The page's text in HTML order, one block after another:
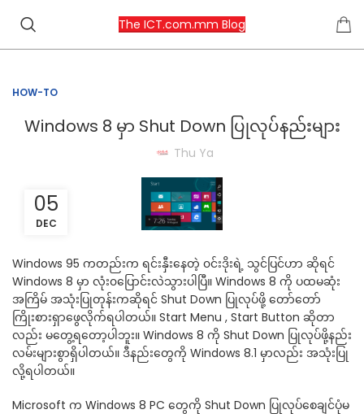
The ICT.com.mm Blog
HOW-TO
Windows 8 မှာ Shut Down ပြုလုပ်နည်းများ
Thu Ya
05
DEC
Windows 95 ကတည်းက ရင်းနှီးနေတဲ့ ၀င်းဒိုးရဲ့ သွင်ပြင်ဟာ ဆိုရင်
Windows 8 မှာ လုံး၀ပြောင်းလဲသွားပါပြီ။ Windows 8 ကို ပထမဆုံး
အကြိမ် အသုံးပြုတုန်းကဆိုရင် Shut Down ပြုလုပ်ဖို့ တော်တော်
ကြိုးစားရှာဖွေလိုက်ရပါတယ်။ Start Menu , Start Button ဆိုတာ
လည်း မတွေ့ရတော့ပါဘူး။ Windows 8 ကို Shut Down ပြုလုပ်ဖို့နည်း
လမ်းများစွာရှိပါတယ်။ ဒီနည်းတွေကို Windows 8.1 မှာလည်း အသုံးပြု
လို့ရပါတယ်။
Microsoft က Windows 8 PC တွေကို Shut Down ပြုလုပ်စေချင်ပုံမ